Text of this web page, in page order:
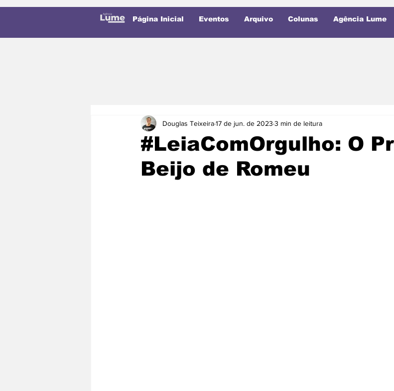
Página Inicial Eventos Arquivo Colunas Agência Lume
#LeiaComOrgulho: O
Beijo de Romeu
Douglas Teixeira17 de jun. de 2023 3 min de leitura